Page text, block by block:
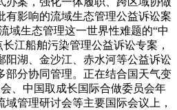
有影响的流域生态管理公益诉讼案
域生态管理这一世界性难题的“中
江船舶污染管理公益诉讼专案，
阳湖、金沙江、赤水河等公益诉讼
部分协同管理。正在结合国天气变
、中国取成长国际合做委员会年
管理研讨会等主要国际会议上，